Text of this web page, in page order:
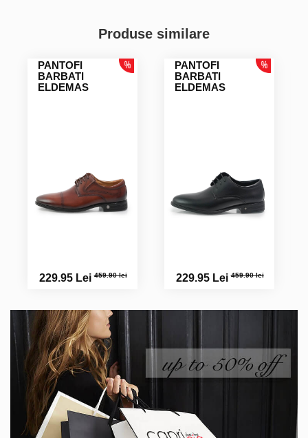
Produse similare
PANTOFI
BARBATI
ELDEMAS
229.95 Lei459.90 lei
PANTOFI
BARBATI
ELDEMAS
229.95 Lei459.90 lei